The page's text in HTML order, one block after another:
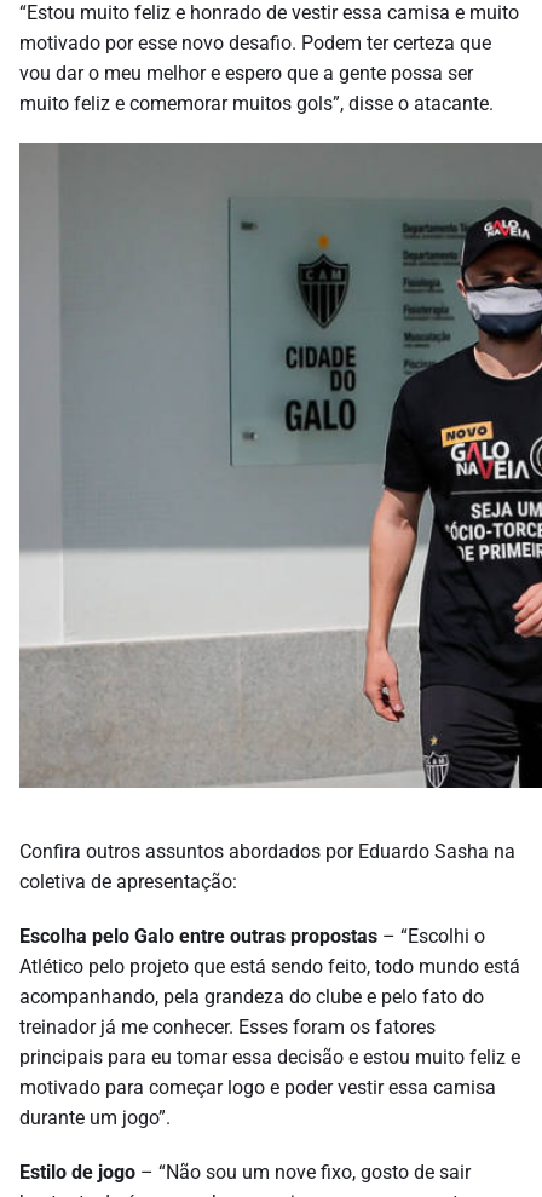
“Estou muito feliz e honrado de vestir essa camisa e muito
motivado por esse novo desafio. Podem ter certeza que
vou dar o meu melhor e espero que a gente possa ser
muito feliz e comemorar muitos gols”, disse o atacante.
Confira outros assuntos abordados por Eduardo Sasha na
coletiva de apresentação:
Escolha pelo Galo entre outras propostas – “Escolhi o
Atlético pelo projeto que está sendo feito, todo mundo está
acompanhando, pela grandeza do clube e pelo fato do
treinador já me conhecer. Esses foram os fatores
principais para eu tomar essa decisão e estou muito feliz e
motivado para começar logo e poder vestir essa camisa
durante um jogo”.
Estilo de jogo – “Não sou um nove fixo, gosto de sair